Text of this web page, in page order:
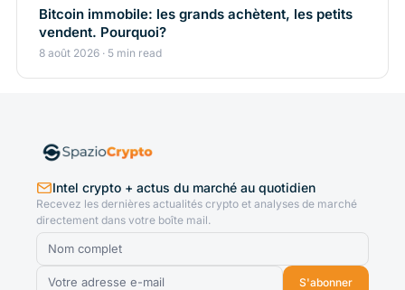
Bitcoin immobile: les grands achètent, les petits
vendent. Pourquoi?
8 août 2026 · 5 min read
Intel crypto + actus du marché au quotidien
Recevez les dernières actualités crypto et analyses de marché
directement dans votre boîte mail.
S'abonner